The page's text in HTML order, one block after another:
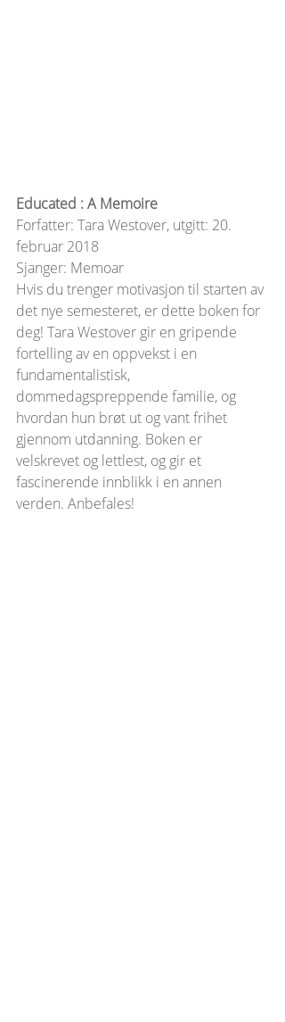
Educated : A Memoire
Forfatter: Tara Westover, utgitt: 20.
februar 2018
Sjanger: Memoar
Hvis du trenger motivasjon til starten av
det nye semesteret, er dette boken for
deg! Tara Westover gir en gripende
fortelling av en oppvekst i en
fundamentalistisk,
dommedagspreppende familie, og
hvordan hun brøt ut og vant frihet
gjennom utdanning. Boken er
velskrevet og lettlest, og gir et
fascinerende innblikk i en annen
verden. Anbefales!